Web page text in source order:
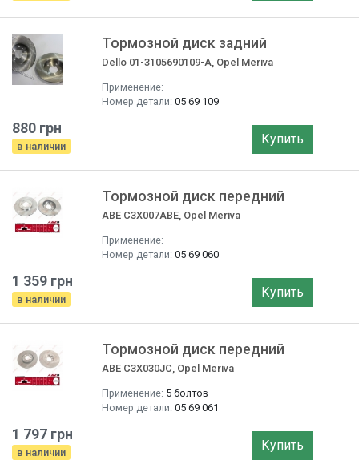
Тормозной диск задний
Dello 01-3105690109-A, Opel Meriva
Применение:
Номер детали: 05 69 109
880 грн
в наличии Купить
Тормозной диск передний
ABE C3X007ABE, Opel Meriva
Применение:
Номер детали: 05 69 060
1 359 грн
в наличии Купить
Тормозной диск передний
ABE C3X030JC, Opel Meriva
Применение: 5 болтов
Номер детали: 05 69 061
1 797 грн
в наличии Купить